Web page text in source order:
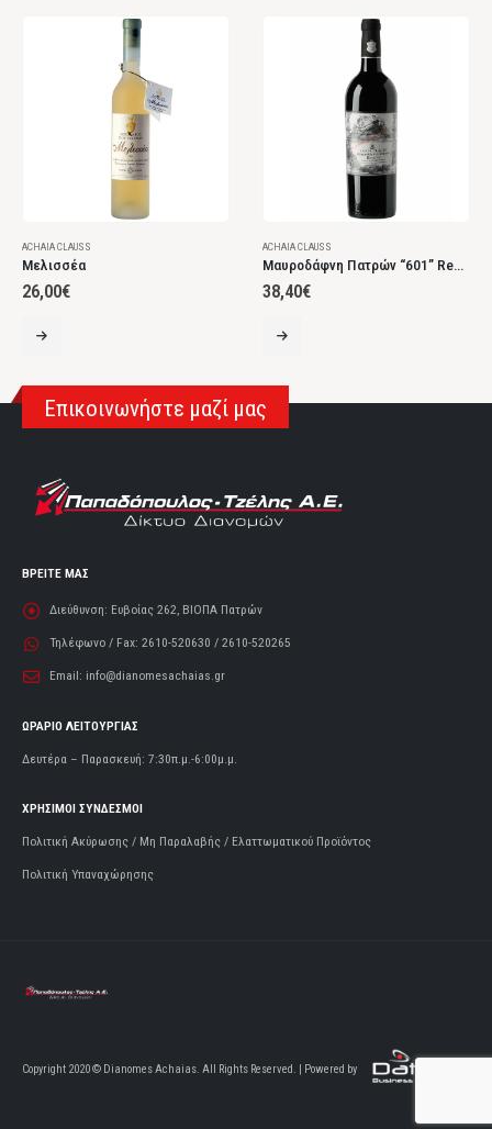
ACHAIA CLAUSS
Μελισσέα
26,00€
ACHAIA CLAUSS
Μαυροδάφνη Πατρών “601” Reserve
38,40€
Επικοινωνήστε μαζί μας
ΒΡΕΙΤΕ ΜΑΣ
Διεύθυνση: Ευβοίας 262, ΒΙΟΠΑ Πατρών
Τηλέφωνο / Fax: 2610-520630 / 2610-520265
Email: info@dianomesachaias.gr
ΩΡΑΡΙΟ ΛΕΙΤΟΥΡΓΙΑΣ
Δευτέρα – Παρασκευή: 7:30π.μ.-6:00μ.μ.
ΧΡΗΣΙΜΟΙ ΣΥΝΔΕΣΜΟΙ
Πολιτική Ακύρωσης / Μη Παραλαβής / Ελαττωματικού Προϊόντος
Πολιτική Υπαναχώρησης
Copyright 2020 © Dianomes Achaias. All Rights Reserved. | Powered by